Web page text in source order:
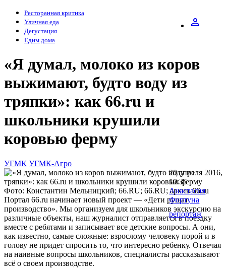
perm_identity
Ресторанная критика
Уличная еда
Дегустация
Едим дома
«Я думал, молоко из коров
выжимают, будто воду из
тряпки»: как 66.ru и
школьники крушили
коровью ферму
УГМК УГМК-Агро
20 апреля 2016,
10:35
Анастасия
Фортуна
репортаж
Фото: Константин Мельницкий; 66.RU; 66.RU; архив 66.ru
Портал 66.ru начинает новый проект — «Дети рушат
производство». Мы организуем для школьников экскурсию на
различные объекты, наш журналист отправляется в поездку
вместе с ребятами и записывает все детские вопросы. А они,
как известно, самые сложные: взрослому человеку порой и в
голову не придет спросить то, что интересно ребенку. Отвечая
на наивные вопросы школьников, специалисты рассказывают
всё о своем производстве.